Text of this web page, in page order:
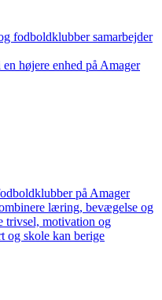
fodboldklubber samarbejder
højere enhed på Amager
på Amager
læring, bevægelse og
trivsel, motivation og
og skole kan berige